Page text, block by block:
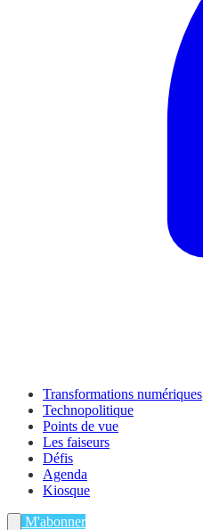
Transformations numériques
Technopolitique
Points de vue
Les faiseurs
Défis
Agenda
Kiosque
M'abonner